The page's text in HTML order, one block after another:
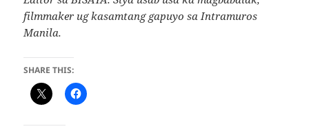
filmmaker ug kasamtang gapuyo sa Intramuros
Manila.
SHARE THIS: